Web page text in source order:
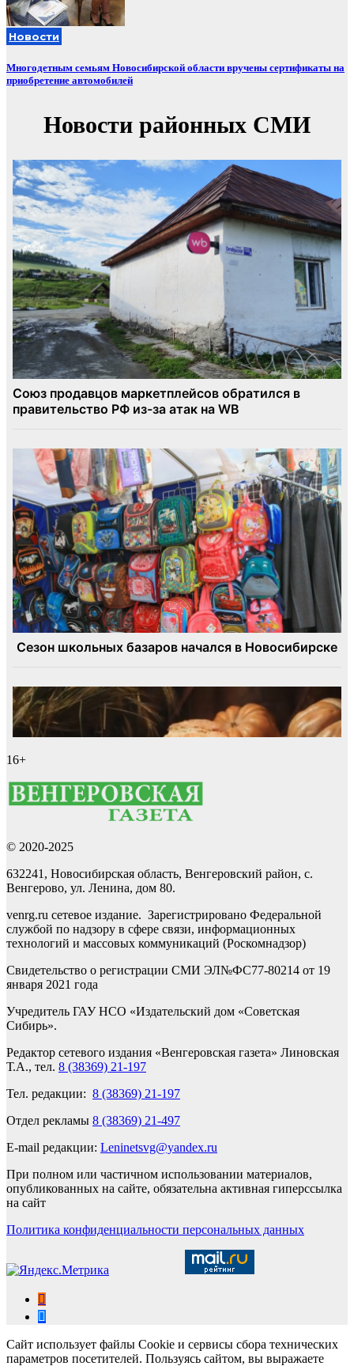
Новости
Многодетным семьям Новосибирской области вручены сертификаты на
приобретение автомобилей
16+
© 2020-2025
632241, Новосибирская область, Венгеровский район, с.
Венгерово, ул. Ленина, дом 80.
venrg.ru сетевое издание. Зарегистрировано Федеральной
службой по надзору в сфере связи, информационных
технологий и массовых коммуникаций (Роскомнадзор)
Свидетельство о регистрации СМИ ЭЛ№ФС77-80214 от 19
января 2021 года
Учредитель ГАУ НСО «Издательский дом «Советская
Сибирь».
Редактор сетевого издания «Венгеровская газета» Линовская
Т.А., тел. 8 (38369) 21-197
Тел. редакции: 8 (38369) 21-197
Отдел рекламы 8 (38369) 21-497
E-mail редакции: Leninetsvg@yandex.ru
При полном или частичном использовании материалов,
опубликованных на сайте, обязательна активная гиперссылка
на сайт
Политика конфиденциальности персональных данных
Сайт использует файлы Cookie и сервисы сбора технических
параметров посетителей. Пользуясь сайтом, вы выражаете